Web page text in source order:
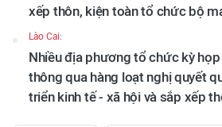
xếp thôn, kiện toàn tổ chức bộ
Lào Cai:
Nhiều địa phương tổ chức kỳ
thông qua hàng loạt nghị quyết
triển kinh tế - xã hội và sắp xếp